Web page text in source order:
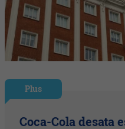
Plus
Coca-Cola desata